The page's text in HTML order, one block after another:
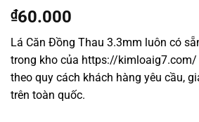
₫60.000
Lá Căn Đồng Thau 3.3mm luôn có
trong kho của https://kimloaig7.com/
theo quy cách khách hàng yêu cầu,
trên toàn quốc.